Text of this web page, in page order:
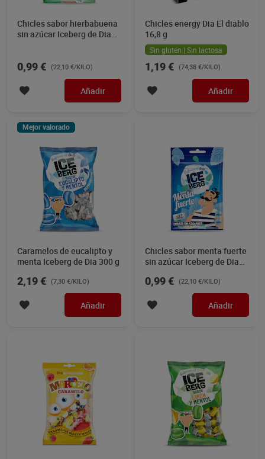
Chicles sabor hierbabuena
sin azúcar Iceberg de Dia
0,99 € (22,10 €/KILO)
Añadir
Chicles energy Dia El diablo
16,8 g
Sin gluten | Sin lactosa
1,19 € (74,38 €/KILO)
Añadir
Mejor valorado
Caramelos de eucalipto y
menta Iceberg de Dia 300 g
2,19 € (7,30 €/KILO)
Añadir
Chicles sabor menta fuerte
sin azúcar Iceberg de Dia
0,99 € (22,10 €/KILO)
Añadir